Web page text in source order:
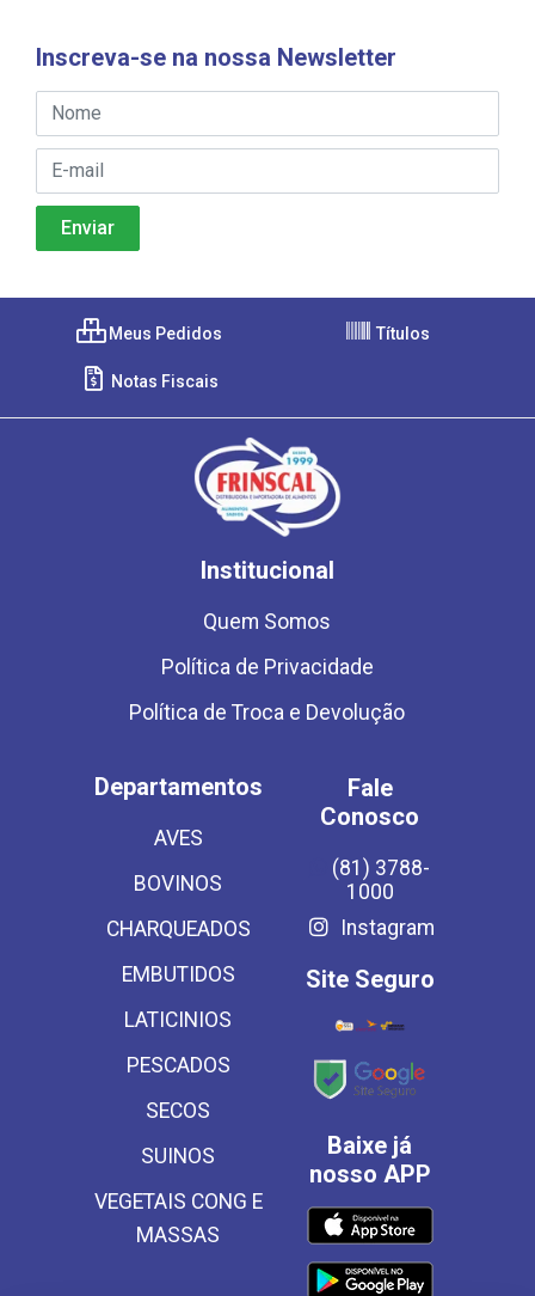
Inscreva-se na nossa Newsletter
Meus Pedidos Títulos
Notas Fiscais
Institucional
Quem Somos
Política de Privacidade
Política de Troca e Devolução
Departamentos
AVES
BOVINOS
CHARQUEADOS
EMBUTIDOS
LATICINIOS
PESCADOS
SECOS
SUINOS
VEGETAIS CONG E
MASSAS
Fale
Conosco
(81) 3788-
1000
Instagram
Site Seguro
Baixe já
nosso APP